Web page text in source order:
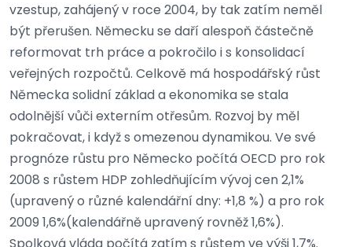
vzestup, zahájený v roce 2004, by tak zatím neměl
být přerušen. Německu se daří alespoň částečně
reformovat trh práce a pokročilo i s konsolidací
veřejných rozpočtů. Celkově má hospodářský růst
Německa solidní základ a ekonomika se stala
odolnější vůči externím otřesům. Rozvoj by měl
pokračovat, i když s omezenou dynamikou. Ve své
prognóze růstu pro Německo počítá OECD pro rok
2008 s růstem HDP zohledňujícím vývoj cen 2,1%
(upravený o různé kalendářní dny: +1,8 %) a pro rok
2009 1,6%(kalendářně upravený rovněž 1,6%).